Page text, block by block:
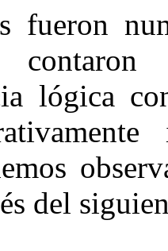
fueron
lógica
del